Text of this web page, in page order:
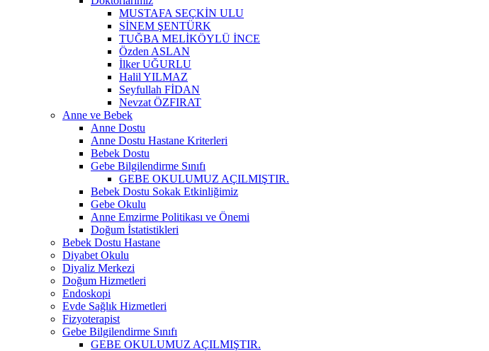
MUSTAFA SEÇKİN ULU
SİNEM ŞENTÜRK
TUĞBA MELİKÖYLÜ İNCE
Özden ASLAN
İlker UĞURLU
Halil YILMAZ
Seyfullah FİDAN
Nevzat ÖZFIRAT
Anne ve Bebek
Anne Dostu
Anne Dostu Hastane Kriterleri
Bebek Dostu
Gebe Bilgilendirme Sınıfı
GEBE OKULUMUZ AÇILMIŞTIR.
Bebek Dostu Sokak Etkinliğimiz
Gebe Okulu
Anne Emzirme Politikası ve Önemi
Doğum İstatistikleri
Bebek Dostu Hastane
Diyabet Okulu
Diyaliz Merkezi
Doğum Hizmetleri
Endoskopi
Evde Sağlık Hizmetleri
Fizyoterapist
Gebe Bilgilendirme Sınıfı
GEBE OKULUMUZ AÇILMIŞTIR.